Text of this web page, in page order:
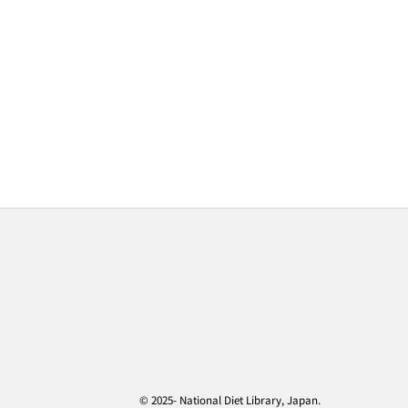
© 2025- National Diet Library, Japan.